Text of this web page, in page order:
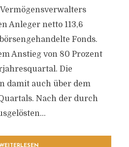
Anleger netto 113,6
Fonds.
Anstieg von 80 Prozent
Die
damit auch über dem
Nach der durch
WEITERLESEN